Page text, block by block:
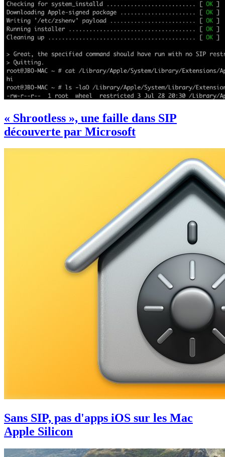
« Shrootless », une faille dans SIP
découverte par Microsoft
Sans SIP, pas d'apps iOS sur les Mac
Apple Silicon